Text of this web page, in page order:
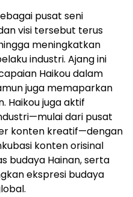
pusat seni
visi tersebut terus
meningkatkan
industri. Ajang ini
Haikou dalam
juga memaparkan
Haikou juga aktif
dari pusat
konten kreatif—dengan
konten orisinal
budaya Hainan, serta
ekspresi budaya